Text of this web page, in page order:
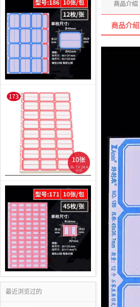
最近浏览过的
商品介绍
商品介绍